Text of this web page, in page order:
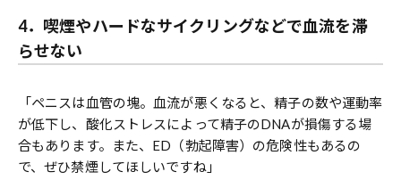
4．喫煙やハードなサイクリングなどで血流を滞
らせない
「ペニスは血管の塊。血流が悪くなると、精子の数や運動率
が低下し、酸化ストレスによって精子のDNAが損傷する場
合もあります。また、ED（勃起障害）の危険性もあるの
で、ぜひ禁煙してほしいですね」